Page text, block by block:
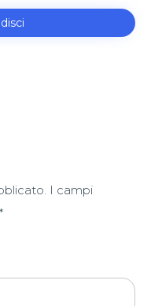
I campi
*